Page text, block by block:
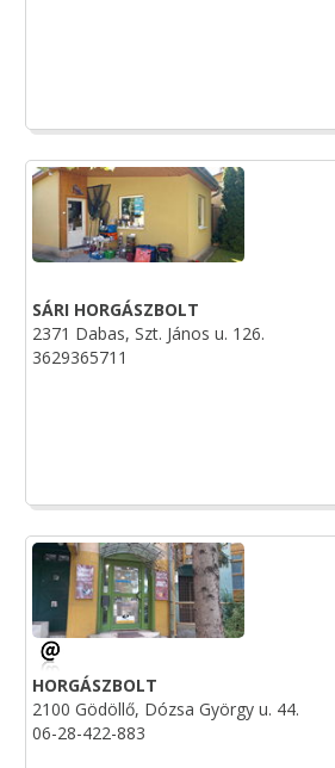
SÁRI HORGÁSZBOLT
2371 Dabas, Szt. János u. 126.
3629365711
HORGÁSZBOLT
2100 Gödöllő, Dózsa György u. 44.
06-28-422-883